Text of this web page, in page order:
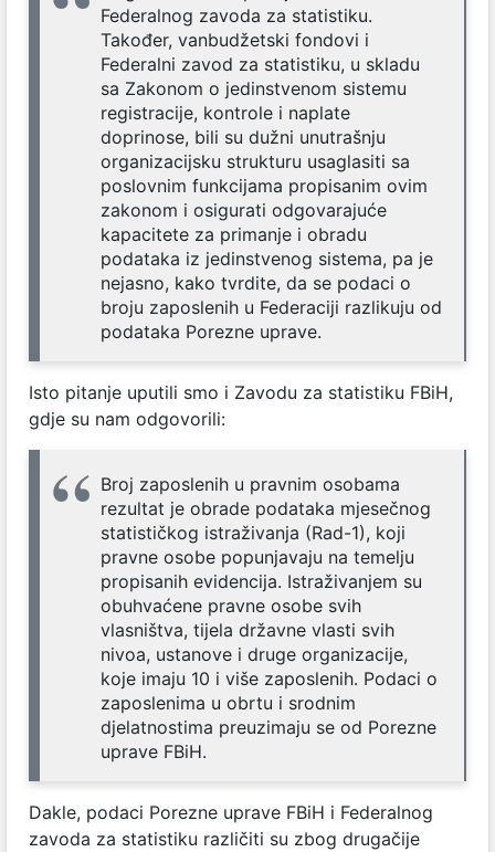
Federalnog zavoda za statistiku.
Također, vanbudžetski fondovi i
Federalni zavod za statistiku, u skladu
sa Zakonom o jedinstvenom sistemu
registracije, kontrole i naplate
doprinose, bili su dužni unutrašnju
organizacijsku strukturu usaglasiti sa
poslovnim funkcijama propisanim ovim
zakonom i osigurati odgovarajuće
kapacitete za primanje i obradu
podataka iz jedinstvenog sistema, pa je
nejasno, kako tvrdite, da se podaci o
broju zaposlenih u Federaciji razlikuju od
podataka Porezne uprave.
Isto pitanje uputili smo i Zavodu za statistiku FBiH,
gdje su nam odgovorili:
Broj zaposlenih u pravnim osobama
rezultat je obrade podataka mjesečnog
statističkog istraživanja (Rad-1), koji
pravne osobe popunjavaju na temelju
propisanih evidencija. Istraživanjem su
obuhvaćene pravne osobe svih
vlasništva, tijela državne vlasti svih
nivoa, ustanove i druge organizacije,
koje imaju 10 i više zaposlenih. Podaci o
zaposlenima u obrtu i srodnim
djelatnostima preuzimaju se od Porezne
uprave FBiH.
Dakle, podaci Porezne uprave FBiH i Federalnog
zavoda za statistiku različiti su zbog drugačije